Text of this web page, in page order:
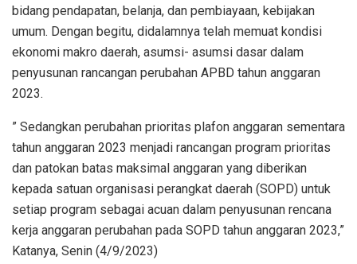
bidang pendapatan, belanja, dan pembiayaan, kebijakan
umum. Dengan begitu, didalamnya telah memuat kondisi
ekonomi makro daerah, asumsi- asumsi dasar dalam
penyusunan rancangan perubahan APBD tahun anggaran
2023.
” Sedangkan perubahan prioritas plafon anggaran sementara
tahun anggaran 2023 menjadi rancangan program prioritas
dan patokan batas maksimal anggaran yang diberikan
kepada satuan organisasi perangkat daerah (SOPD) untuk
setiap program sebagai acuan dalam penyusunan rencana
kerja anggaran perubahan pada SOPD tahun anggaran 2023,”
Katanya, Senin (4/9/2023)